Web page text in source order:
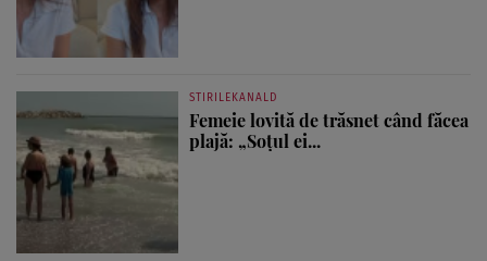
STIRILEKANALD
Femeie lovită de trăsnet când făcea
plajă: „Soțul ei...